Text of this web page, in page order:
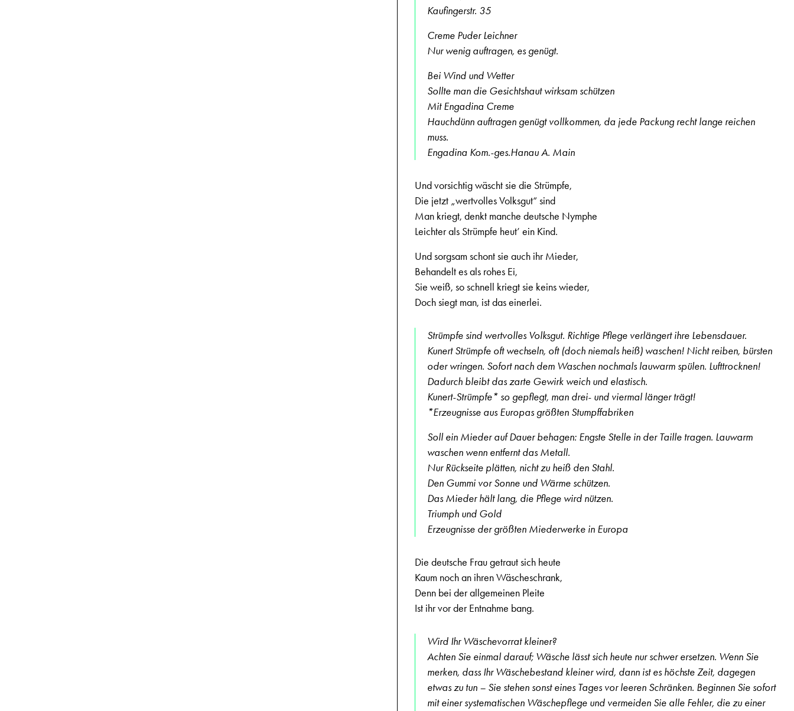
Kaufingerstr. 35
Creme Puder Leichner
Nur wenig auftragen, es genügt.
Bei Wind und Wetter
Sollte man die Gesichtshaut wirksam schützen
Mit Engadina Creme
Hauchdünn auftragen genügt vollkommen, da jede Packung recht lange reichen
muss.
Engadina Kom.-ges.Hanau A. Main
Und vorsichtig wäscht sie die Strümpfe,
Die jetzt „wertvolles Volksgut“ sind
Man kriegt, denkt manche deutsche Nymphe
Leichter als Strümpfe heut’ ein Kind.
Und sorgsam schont sie auch ihr Mieder,
Behandelt es als rohes Ei,
Sie weiß, so schnell kriegt sie keins wieder,
Doch siegt man, ist das einerlei.
Strümpfe sind wertvolles Volksgut. Richtige Pflege verlängert ihre Lebensdauer.
Kunert Strümpfe oft wechseln, oft (doch niemals heiß) waschen! Nicht reiben, bürsten
oder wringen. Sofort nach dem Waschen nochmals lauwarm spülen. Lufttrocknen!
Dadurch bleibt das zarte Gewirk weich und elastisch.
Kunert-Strümpfe* so gepflegt, man drei- und viermal länger trägt!
*Erzeugnisse aus Europas größten Stumpffabriken
Soll ein Mieder auf Dauer behagen: Engste Stelle in der Taille tragen. Lauwarm
waschen wenn entfernt das Metall.
Nur Rückseite plätten, nicht zu heiß den Stahl.
Den Gummi vor Sonne und Wärme schützen.
Das Mieder hält lang, die Pflege wird nützen.
Triumph und Gold
Erzeugnisse der größten Miederwerke in Europa
Die deutsche Frau getraut sich heute
Kaum noch an ihren Wäscheschrank,
Denn bei der allgemeinen Pleite
Ist ihr vor der Entnahme bang.
Wird Ihr Wäschevorrat kleiner?
Achten Sie einmal darauf; Wäsche lässt sich heute nur schwer ersetzen. Wenn Sie
merken, dass Ihr Wäschebestand kleiner wird, dann ist es höchste Zeit, dagegen
etwas zu tun – Sie stehen sonst eines Tages vor leeren Schränken. Beginnen Sie sofort
mit einer systematischen Wäschepflege und vermeiden Sie alle Fehler, die zu einer